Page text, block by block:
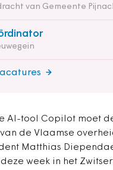
van Gemeente
AI-tool Copilot moet
de Vlaamse
Matthias
week in het